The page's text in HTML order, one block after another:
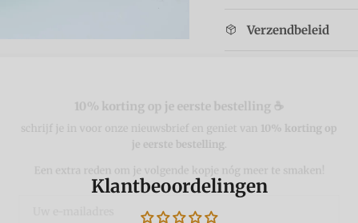
Verzendbeleid
Klantbeoordelingen
je in voor onze nieuwsbrief en geniet van
je eerste bestelling .
Een extra reden om je volgende kopje nóg meer te smaken!